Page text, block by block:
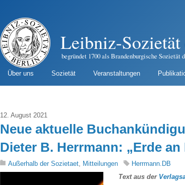
Leibniz-Sozietät
begründet 1700 als Brandenburgische Sozietät
Über uns Sozietät Veranstaltungen
12. August 2021
Neue aktuelle
Dieter B. Herrmann: „Erde an
Außerhalb der Sozietaet Mitteilungen
Herrmann.DB
Text aus der